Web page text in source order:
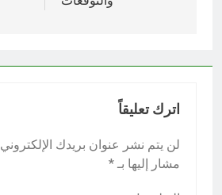
اترك تعليقاً
لن يتم نشر عنوان بريدك الإلكتروني.
مشار إليها بـ *